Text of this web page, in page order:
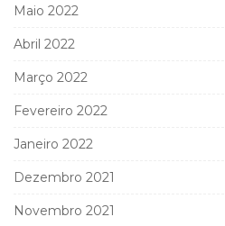
Maio 2022
Abril 2022
Março 2022
Fevereiro 2022
Janeiro 2022
Dezembro 2021
Novembro 2021